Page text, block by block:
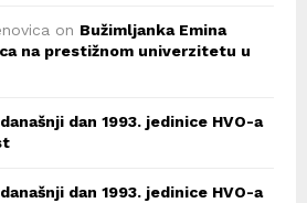
on Bužimljanka Emina
na prestižnom univerzitetu u
dan 1993. jedinice HVO-a
dan 1993. jedinice HVO-a